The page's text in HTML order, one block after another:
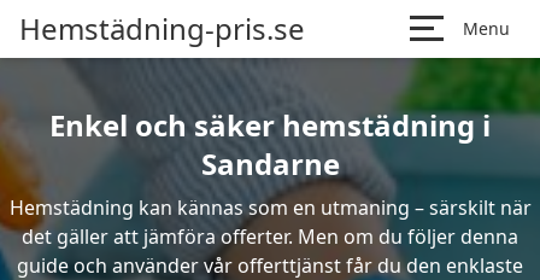
Hemstädning-pris.se Menu
Enkel och säker hemstädning i
Sandarne
Hemstädning kan kännas som en utmaning – särskilt när
det gäller att jämföra offerter. Men om du följer denna
guide och använder vår offerttjänst får du den enklaste